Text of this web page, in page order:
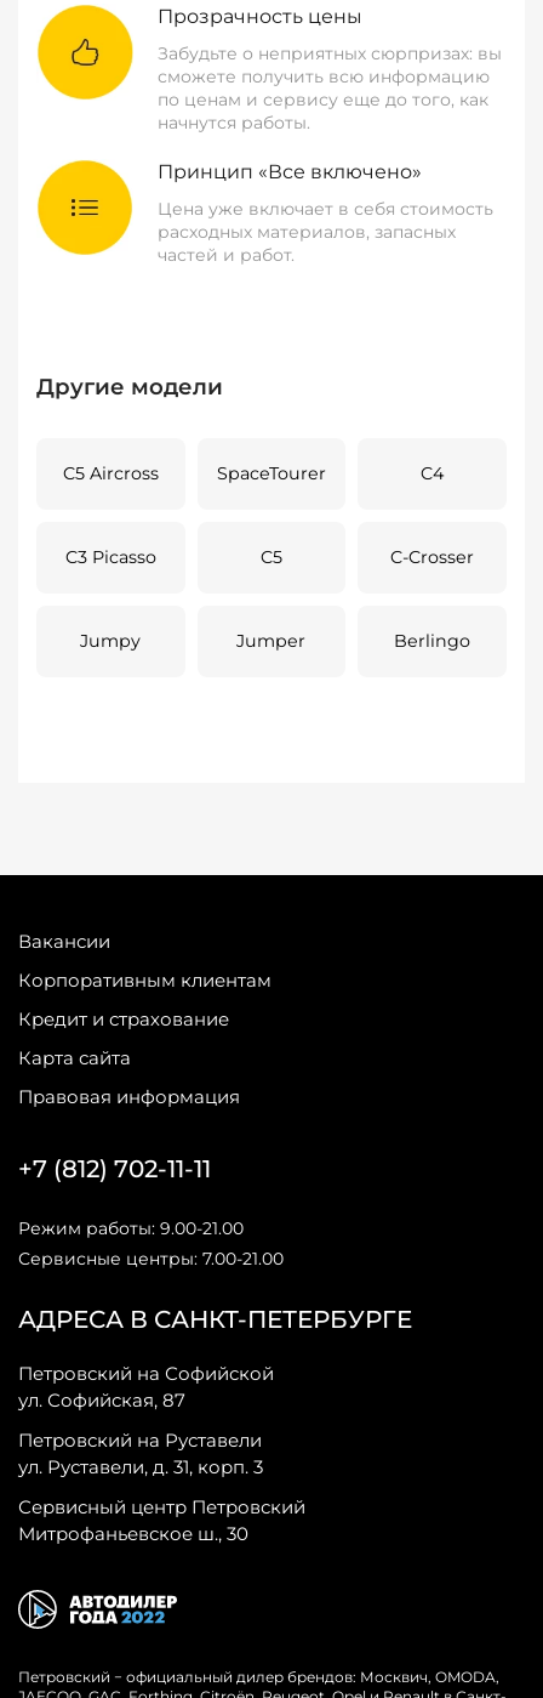
Прозрачность цены
Забудьте о неприятных сюрпризах: вы
сможете получить всю информацию
по ценам и сервису еще до того, как
начнутся работы.
Принцип «Все включено»
Цена уже включает в себя стоимость
расходных материалов, запасных
частей и работ.
Другие модели
C5 Aircross SpaceTourer C4
C3 Picasso C5 C-Crosser
Jumpy Jumper Berlingo
Вакансии
Корпоративным клиентам
Кредит и страхование
Карта сайта
Правовая информация
АДРЕСА В САНКТ-ПЕТЕРБУРГЕ
Петровский на Софийской
ул. Софийская, 87
Петровский на Руставели
ул. Руставели, д. 31, корп. 3
Сервисный центр Петровский
Митрофаньевское ш., 30
+7 (812) 702-11-11
Режим работы: 9.00-21.00
Сервисные центры: 7.00-21.00
Петровский − официальный дилер брендов: Москвич, OMODA,